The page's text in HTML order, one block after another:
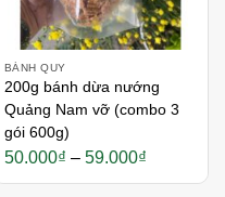
BÁNH QUY
200g bánh dừa nướng
Quảng Nam vỡ (combo 3
gói 600g)
50.000₫ – 59.000₫Khoảng